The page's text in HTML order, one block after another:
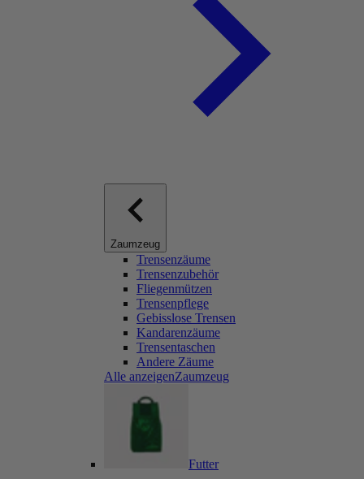
Zaumzeug
Trensenzäume
Trensenzubehör
Fliegenmützen
Trensenpflege
Gebisslose Trensen
Kandarenzäume
Trensentaschen
Andere Zäume
Alle anzeigenZaumzeug
Futter